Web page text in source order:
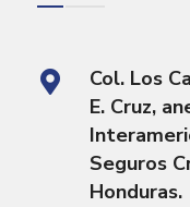
Col. Los
E. Cruz,
Seguros
Honduras.